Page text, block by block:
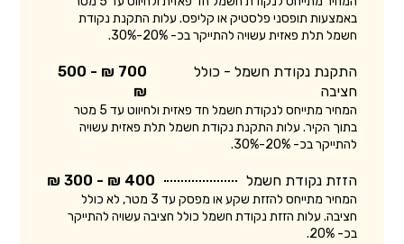
באמצעות תופסני פלסטיק או קליפס. עלות התקנת נקודת
חשמל תלת פאזית עשויה להתייקר בכ- 20%-30%.
התקנת נקודת חשמל - כולל
חציבה
700 ₪ - 500
₪
המחיר מתייחס לנקודת חשמל חד פאזית ולחיווט עד 5 מטר
בתוך הקיר. עלות התקנת נקודת חשמל תלת פאזית עשויה
להתייקר בכ- 20%-30%.
הזזת נקודת חשמל 400 ₪ - 300 ₪
המחיר מתייחס להזזת שקע או מפסק עד 3 מטר, לא כולל
חציבה. עלות הזזת נקודת חשמל כולל חציבה עשויה להתייקר
בכ- 20%.